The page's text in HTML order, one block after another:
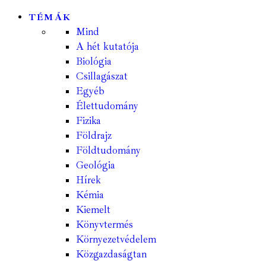
TÉMÁK
Mind
A hét kutatója
Biológia
Csillagászat
Egyéb
Élettudomány
Fizika
Földrajz
Földtudomány
Geológia
Hírek
Kémia
Kiemelt
Könyvtermés
Környezetvédelem
Közgazdaságtan